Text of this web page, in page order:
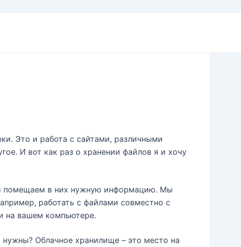
Это и работа с сайтами, различными
И вот как раз о хранении файлов я и хочу
помещаем в них нужную информацию. Мы
работать с файлами совместно с
на вашем компьютере.
Облачное хранилище – это место на